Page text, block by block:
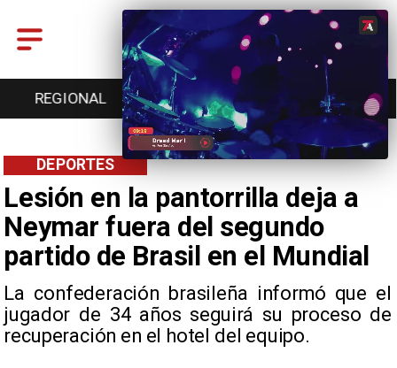
ENTRETENCIÓN DEPORTES
Lesión en la pantorrilla deja a
Neymar fuera del segundo
partido de Brasil en el Mundial
La confederación brasileña informó que el
jugador de 34 años seguirá su proceso de
recuperación en el hotel del equipo.
DEPORTES